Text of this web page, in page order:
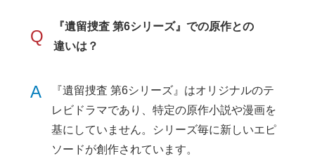
Q
『遺留捜査 第6シリーズ』での原作との
違いは？
A
『遺留捜査 第6シリーズ』はオリジナルのテ
レビドラマであり、特定の原作小説や漫画を
基にしていません。シリーズ毎に新しいエピ
ソードが創作されています。